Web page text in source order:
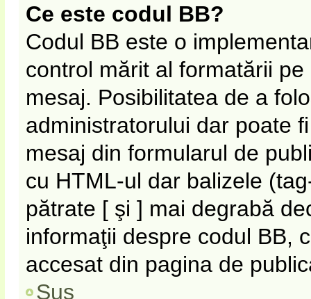
Ce este codul BB?
Codul BB este o
control mărit al formatării
mesaj. Posibilitatea de a
administratorului dar poate
mesaj din formularul de
cu HTML-ul dar balizele
pătrate [ şi ] mai degrabă
informaţii despre codul BB,
accesat din pagina de
Sus